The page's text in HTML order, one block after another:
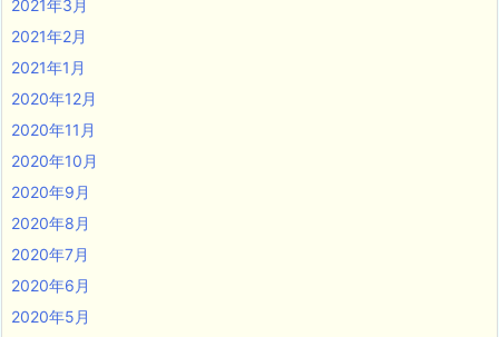
2021年3月
2021年2月
2021年1月
2020年12月
2020年11月
2020年10月
2020年9月
2020年8月
2020年7月
2020年6月
2020年5月